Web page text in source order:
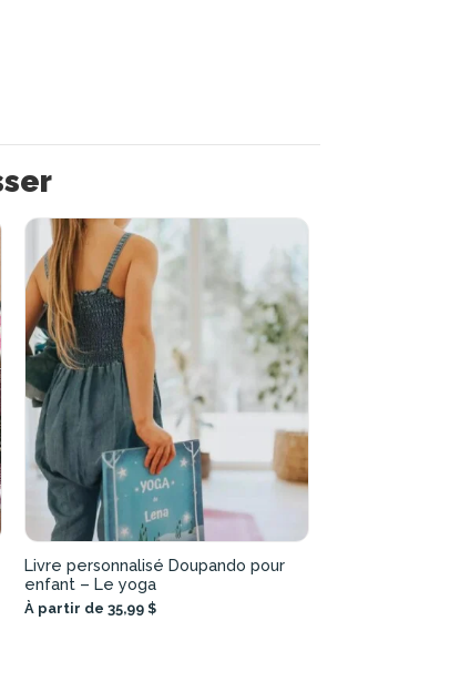
Livre personnalisé Doupando pour
enfant – Le yoga
À partir de 35,99 $